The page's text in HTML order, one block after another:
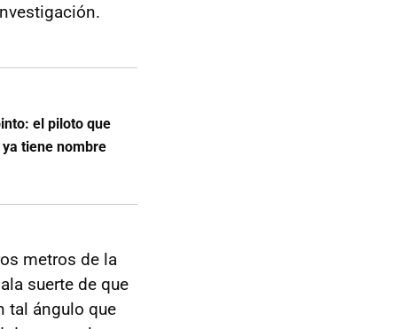
el piloto que
tiene nombre
metros de la
suerte de que
tal ángulo que